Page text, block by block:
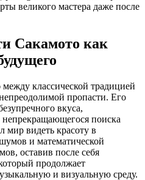
великого мастера даже после
Сакамото как
классической традицией
пропасти. Его
вкуса,
поиска
видеть красоту в
и математической
оставив после себя
продолжает
и визуальную среду.